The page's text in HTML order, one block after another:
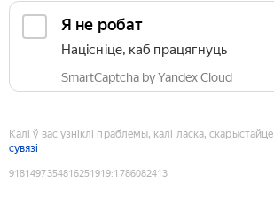
Я не робат
Націсніце, каб працягнуць
SmartCaptcha by Yandex Cloud
Калі ў вас узніклі праблемы, калі ласка, скарыстайце
сувязі
9181497354816251919:1786082413